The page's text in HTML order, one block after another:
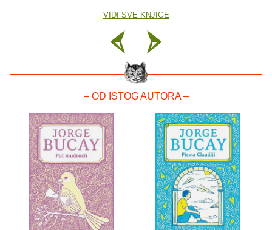
VIDI SVE KNJIGE
– OD ISTOG AUTORA –